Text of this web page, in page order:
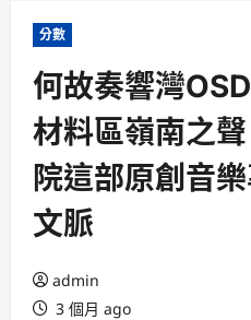
分數
何故奏響灣
材料區嶺南之
院這部原創音
文脈
admin
3 個月 ago